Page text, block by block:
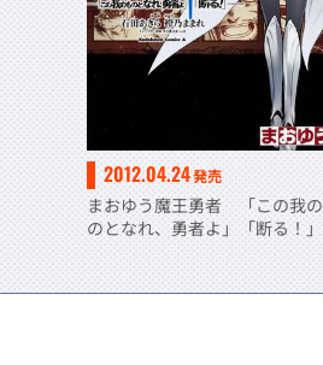
2012.04.24発売
まおゆう魔王勇者 「この我
のとなれ、勇者よ」「断る